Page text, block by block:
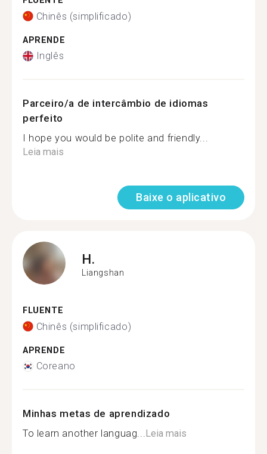
Chinês (simplificado)
APRENDE
Inglês
Parceiro/a de intercâmbio de idiomas
perfeito
I hope you would be polite and friendly...
Leia mais
Baixe o aplicativo
H.
Liangshan
FLUENTE
Chinês (simplificado)
APRENDE
Coreano
Minhas metas de aprendizado
To learn another languag...Leia mais